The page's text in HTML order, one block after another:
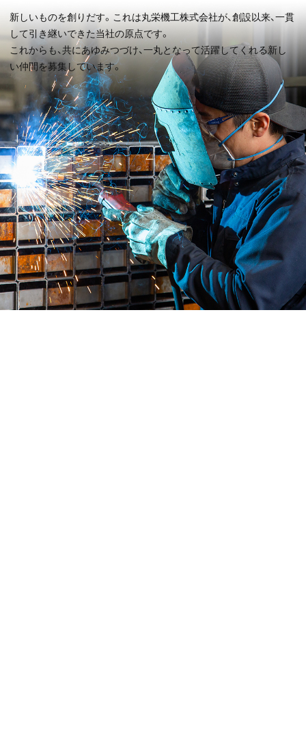
新しいものを創りだす。これは丸栄機工株式会社が、創設以来、一貫
して引き継いできた当社の原点です。
これからも、共にあゆみつづけ、一丸となって活躍してくれる新し
い仲間を募集しています。